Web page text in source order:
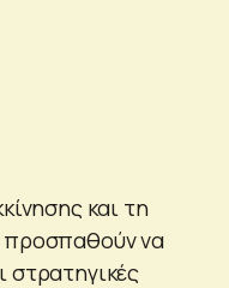
και τη
προσπαθούν να
στρατηγικές